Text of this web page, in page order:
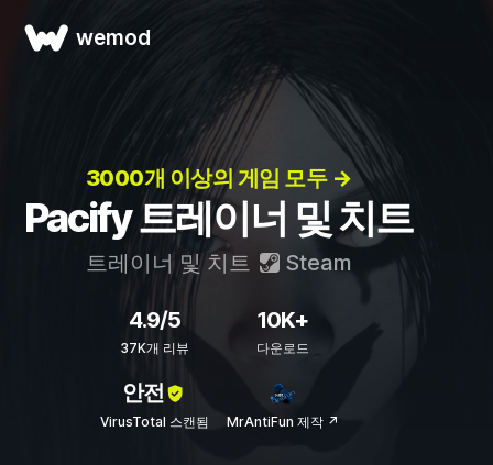
wemod
3000개 이상의 게임 모두 →
Pacify 트레이너 및 치트
트레이너 및 치트 Steam
4.9/5
37K개 리뷰
10K+
다운로드
안전
VirusTotal 스캔됨 MrAntiFun 제작 ↗